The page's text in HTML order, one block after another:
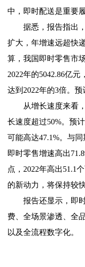
中，即时配送是重要
据悉，报告指出
扩大，年增速远超快
算，我国即时零售市
2022年的5042.86亿
达到2022年的3倍。预
从增长速度来看
长速度超过50%。预
可能高达47.1%。与
即时零售增速高出
点，2022年高出51.1
的新动力，将保持较
报告还显示，即
费、全场景渗透、全
以及全流程数字化。